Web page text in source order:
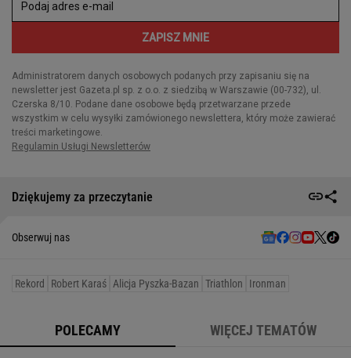
Dziękujemy za przeczytanie
Obserwuj nas
Rekord Robert Karaś Alicja Pyszka-Bazan Triathlon Ironman
POLECAMY WIĘCEJ TEMATÓW